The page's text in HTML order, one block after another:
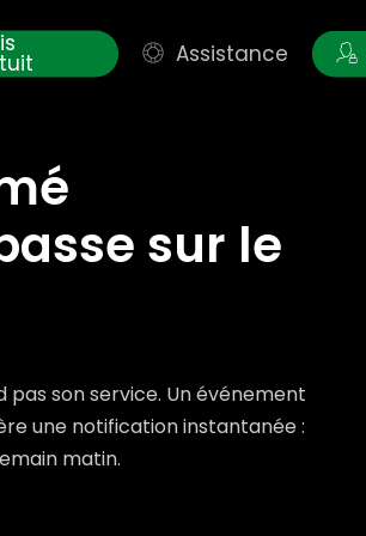
Assistance
sur le
pas son service. Un événement
une notification instantanée :
matin.